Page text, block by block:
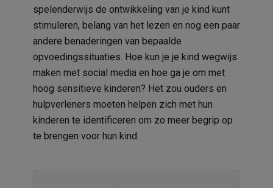
spelenderwijs de ontwikkeling van je kind kunt
stimuleren, belang van het lezen en nog een paar
andere benaderingen van bepaalde
opvoedingssituaties. Hoe kun je je kind wegwijs
maken met social media en hoe ga je om met
hoog sensitieve kinderen? Het zou ouders en
hulpverleners moeten helpen zich met hun
kinderen te identificeren om zo meer begrip op
te brengen voor hun kind.